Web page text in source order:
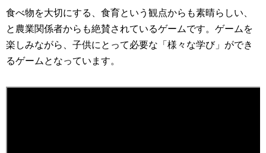
食べ物を大切にする、食育という観点からも素晴らしい、
と農業関係者からも絶賛されているゲームです。ゲームを
楽しみながら、子供にとって必要な「様々な学び」ができ
るゲームとなっています。